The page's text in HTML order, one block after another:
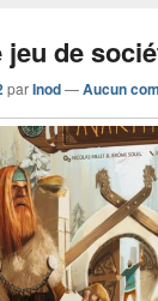
de
parInod—Aucun